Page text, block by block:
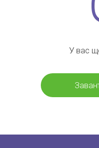
У вас